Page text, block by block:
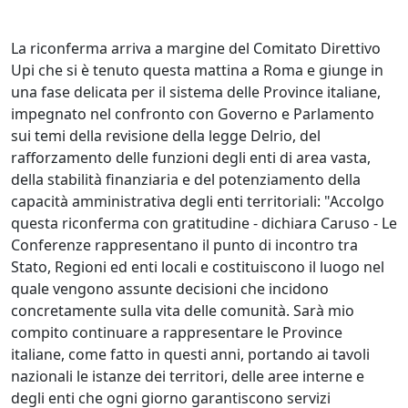
La riconferma arriva a margine del Comitato Direttivo
Upi che si è tenuto questa mattina a Roma e giunge in
una fase delicata per il sistema delle Province italiane,
impegnato nel confronto con Governo e Parlamento
sui temi della revisione della legge Delrio, del
rafforzamento delle funzioni degli enti di area vasta,
della stabilità finanziaria e del potenziamento della
capacità amministrativa degli enti territoriali: "Accolgo
questa riconferma con gratitudine - dichiara Caruso - Le
Conferenze rappresentano il punto di incontro tra
Stato, Regioni ed enti locali e costituiscono il luogo nel
quale vengono assunte decisioni che incidono
concretamente sulla vita delle comunità. Sarà mio
compito continuare a rappresentare le Province
italiane, come fatto in questi anni, portando ai tavoli
nazionali le istanze dei territori, delle aree interne e
degli enti che ogni giorno garantiscono servizi